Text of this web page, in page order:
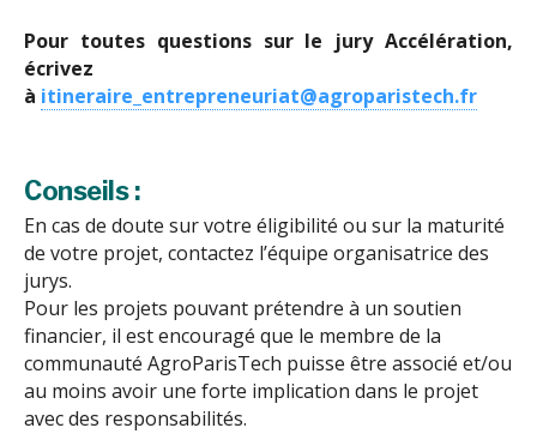
Pour toutes questions sur le jury Accélération,
écrivez
à itineraire_entrepreneuriat@agroparistech.fr
Conseils :
En cas de doute sur votre éligibilité ou sur la maturité
de votre projet, contactez l’équipe organisatrice des
jurys.
Pour les projets pouvant prétendre à un soutien
financier, il est encouragé que le membre de la
communauté AgroParisTech puisse être associé et/ou
au moins avoir une forte implication dans le projet
avec des responsabilités.